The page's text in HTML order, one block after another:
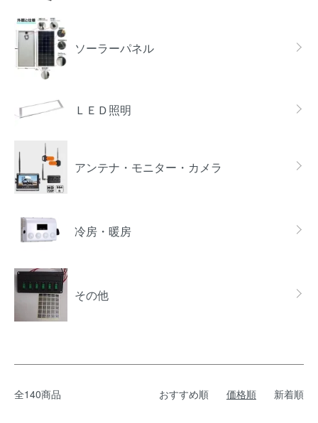
ソーラーパネル
ＬＥＤ照明
アンテナ・モニター・カメラ
冷房・暖房
その他
全140商品 おすすめ順 価格順 新着順